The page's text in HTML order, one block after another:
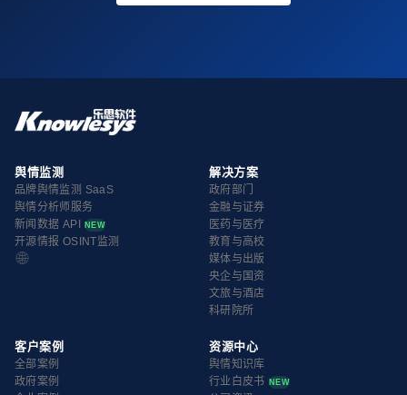
舆情监测
品牌舆情监测 SaaS
舆情分析师服务
新闻数据 API
NEW
开源情报 OSINT监测
🌐
解决方案
政府部门
金融与证券
医药与医疗
教育与高校
媒体与出版
央企与国资
文旅与酒店
科研院所
客户案例
全部案例
政府案例
资源中心
舆情知识库
行业白皮书 NEW